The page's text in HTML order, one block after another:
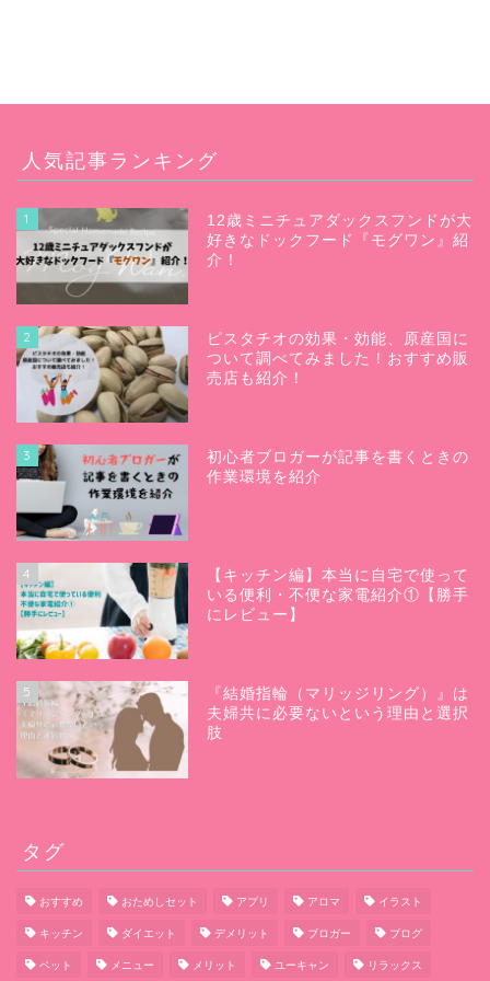
人気記事ランキング
1
12歳ミニチュアダックスフンドが大
好きなドックフード『モグワン』紹
介！
2
ピスタチオの効果・効能、原産国に
ついて調べてみました！おすすめ販
売店も紹介！
3
初心者ブロガーが記事を書くときの
作業環境を紹介
4
【キッチン編】本当に自宅で使って
いる便利・不便な家電紹介①【勝手
にレビュー】
5
『結婚指輪（マリッジリング）』は
夫婦共に必要ないという理由と選択
肢
タグ
おすすめ おためしセット アプリ アロマ イラスト
キッチン ダイエット デメリット ブロガー ブログ
ペット メニュー メリット ユーキャン リラックス